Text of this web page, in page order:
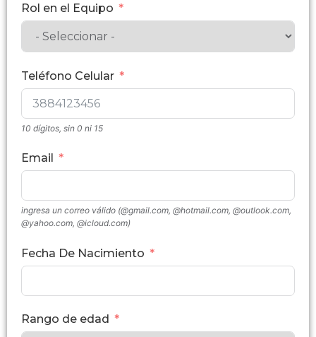
Rol en el Equipo
Teléfono Celular
10 dígitos, sin 0 ni 15
Email
ingresa un correo válido (@gmail.com, @hotmail.com, @outlook.com,
@yahoo.com, @icloud.com)
Fecha De Nacimiento
Rango de edad